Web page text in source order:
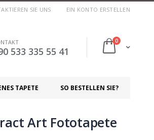
SIE UNS EIN KONTO ERSTELLEN
Cart
0Artikel
533 335 55 41
SO BESTELLEN SIE?
TAPETE
Art Fototapete